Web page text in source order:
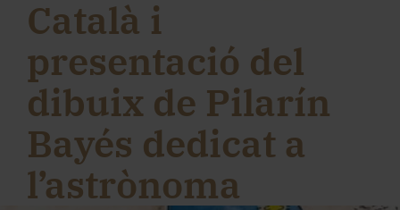
Català i
presentació del
dibuix de Pilarín
Bayés dedicat a
l’astrònoma